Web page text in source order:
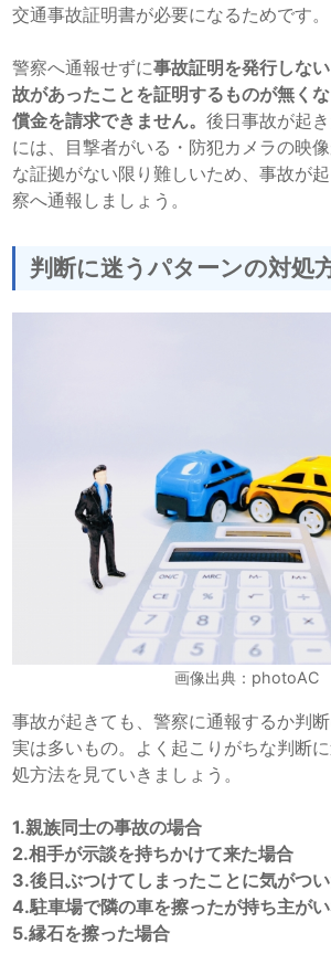
交通事故証明書が必要になるためです。
警察へ通報せずに事故証明を発行しな
故があったことを証明するものが無く
償金を請求できません。後日事故が起
には、目撃者がいる・防犯カメラの映
な証拠がない限り難しいため、事故が
察へ通報しましょう。
判断に迷うパターンの対処
画像出典：photoAC
事故が起きても、警察に通報するか判
実は多いもの。よく起こりがちな判断
処方法を見ていきましょう。
1.親族同士の事故の場合
2.相手が示談を持ちかけて来た場合
3.後日ぶつけてしまったことに気がつ
4.駐車場で隣の車を擦ったが持ち主が
5.縁石を擦った場合